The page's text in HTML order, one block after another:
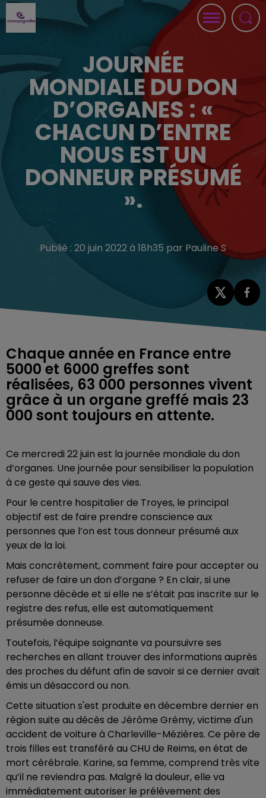
JOURNÉE
MONDIALE DU DON
D’ORGANES : «
CHACUN D’ENTRE
NOUS EST UN
DONNEUR PRÉSUMÉ
».
Publié : 20 juin 2022 à 18h35 par Pauline S
Chaque année en France entre
5000 et 6000 greffes sont
réalisées, 63 000 personnes vivent
grâce à un organe greffé mais 23
000 sont toujours en attente.
Ce mercredi 22 juin est la journée mondiale du don
d’organes. Une journée pour sensibiliser la population
à ce geste qui sauve des vies.
Pour le centre hospitalier de Troyes, le principal
objectif est de faire prendre conscience aux
personnes que l’on est tous donneur présumé aux
yeux de la loi.
Mais concrètement, comment faire pour accepter ou
refuser de faire un don d’organe ? En clair, si une
personne décède et si elle ne s’était pas inscrite sur le
registre des refus, elle est automatiquement
présumée donneuse.
Toutefois, l’équipe soignante va poursuivre ses
recherches en allant trouver des informations auprès
des proches du défunt afin de savoir si ce dernier avait
émis un désaccord ou non.
Cette situation s'est produite en décembre dernier en
région suite au décès de Jérôme Grémy, victime d'un
accident de voiture à Charleville-Mézières. Ce père de
trois filles est transféré au CHU de Reims, en état de
mort cérébrale. Karine, sa femme, comprend très vite
qu’il ne reviendra pas. Malgré la douleur, elle va
immédiatement autoriser le prélèvement des